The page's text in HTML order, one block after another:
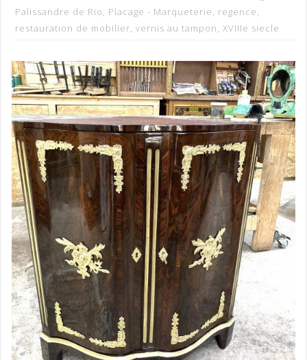
Palissandre de Rio, Placage - Marqueterie, regence,
restauration de mobilier, vernis au tampon, XVIIIe siecle